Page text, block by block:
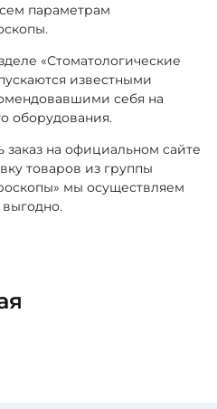
параметрам
«Стоматологические
известными
себя на
оборудования.
заказ на официальном сайте
товаров из группы
мы осуществляем